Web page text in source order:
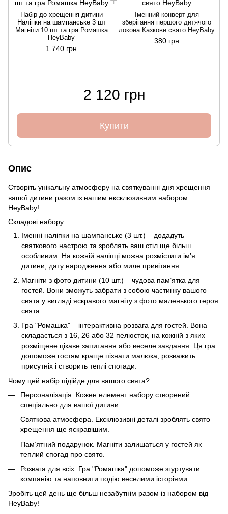
Набір до хрещення дитини
Наліпки на шампанське 3 шт
Магніти 10 шт та гра Ромашка
HeyBaby
1 740 грн
Іменний конверт для
зберігання першого дитячого
локона Казкове свято HeyBaby
380 грн
2 120 грн
Купити
Опис
Створіть унікальну атмосферу на святкуванні дня хрещення
вашої дитини разом із нашим ексклюзивним набором
HeyBaby!
Складові набору:
Іменні наліпки на шампанське (3 шт.) – додадуть
святкового настрою та зроблять ваш стіл ще більш
особливим. На кожній наліпці можна розмістити ім’я
дитини, дату народження або миле привітання.
Магніти з фото дитини (10 шт.) – чудова пам’ятка для
гостей. Вони зможуть забрати з собою частинку вашого
свята у вигляді яскравого магніту з фото маленького героя
свята.
Гра "Ромашка" – інтерактивна розвага для гостей. Вона
складається з 16, 26 або 32 пелюсток, на кожній з яких
розміщене цікаве запитання або веселе завдання. Ця гра
допоможе гостям краще пізнати малюка, розважить
присутніх і створить теплі спогади.
Чому цей набір підійде для вашого свята?
Персоналізація. Кожен елемент набору створений
спеціально для вашої дитини.
Святкова атмосфера. Ексклюзивні деталі зроблять свято
хрещення ще яскравішим.
Пам’ятний подарунок. Магніти залишаться у гостей як
теплий спогад про свято.
Розвага для всіх. Гра "Ромашка" допоможе згуртувати
компанію та наповнити подію веселими історіями.
Зробіть цей день ще більш незабутнім разом із набором від
HeyBaby!